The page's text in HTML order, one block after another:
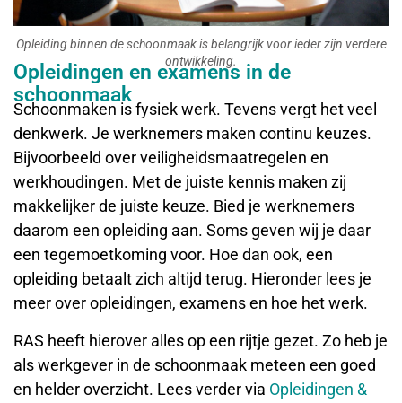
Opleiding binnen de schoonmaak is belangrijk voor ieder zijn verdere
ontwikkeling.
Opleidingen en examens in de
schoonmaak
Schoonmaken is fysiek werk. Tevens vergt het veel
denkwerk. Je werknemers maken continu keuzes.
Bijvoorbeeld over veiligheidsmaatregelen en
werkhoudingen. Met de juiste kennis maken zij
makkelijker de juiste keuze. Bied je werknemers
daarom een opleiding aan. Soms geven wij je daar
een tegemoetkoming voor. Hoe dan ook, een
opleiding betaalt zich altijd terug. Hieronder lees je
meer over opleidingen, examens en hoe het werk.
RAS heeft hierover alles op een rijtje gezet. Zo heb je
als werkgever in de schoonmaak meteen een goed
en helder overzicht. Lees verder via Opleidingen &